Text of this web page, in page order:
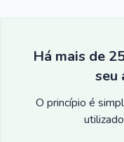
Há mais de
seu
O princípio é